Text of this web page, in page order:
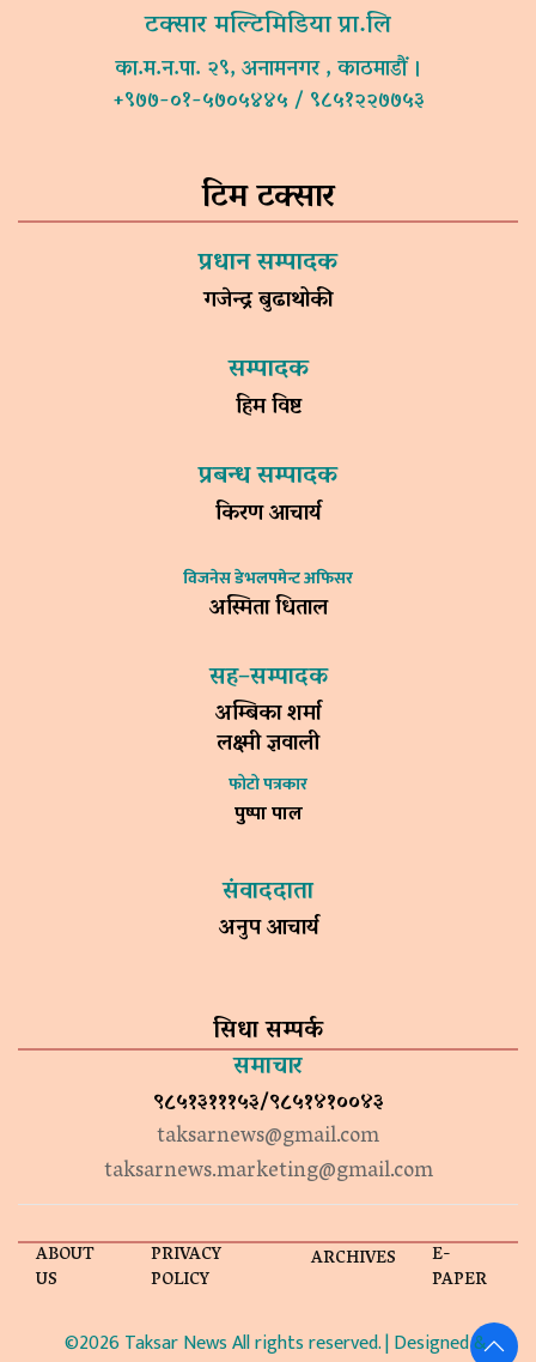
टक्सार मल्टिमिडिया प्रा.लि
का.म.न.पा. २९, अनामनगर , काठमाडौं ।
+९७७-०१-५७०५४४५ / ९८५१२२७७५३
टिम टक्सार
प्रधान सम्पादक
गजेन्द्र बुढाथोकी
सम्पादक
हिम विष्ट
प्रबन्ध सम्पादक
किरण आचार्य
विजनेस डेभलपमेन्ट अफिसर
अस्मिता धिताल
सह–सम्पादक
अम्बिका शर्मा
लक्ष्मी ज्ञवाली
फोटो पत्रकार
पुष्पा पाल
संवाददाता
अनुप आचार्य
सिधा सम्पर्क
समाचार
९८५१३१११५३/९८५१४१००४३
taksarnews@gmail.com
taksarnews.marketing@gmail.com
ABOUT
US
PRIVACY
POLICY
ARCHIVES E-
PAPER
©2026 Taksar News All rights reserved. | Designed &